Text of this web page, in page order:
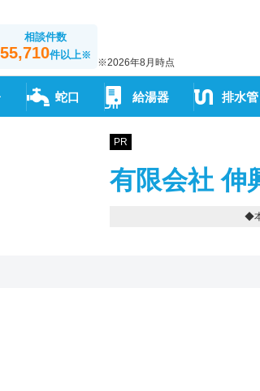
相談件数
55,710件以上※
※2026年8月時点
蛇口 給湯器 排水管
PR
有限会社 伸
◆